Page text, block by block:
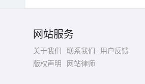
网站服务
关于我们 联系我们
用户反馈
版权声明
网站律师